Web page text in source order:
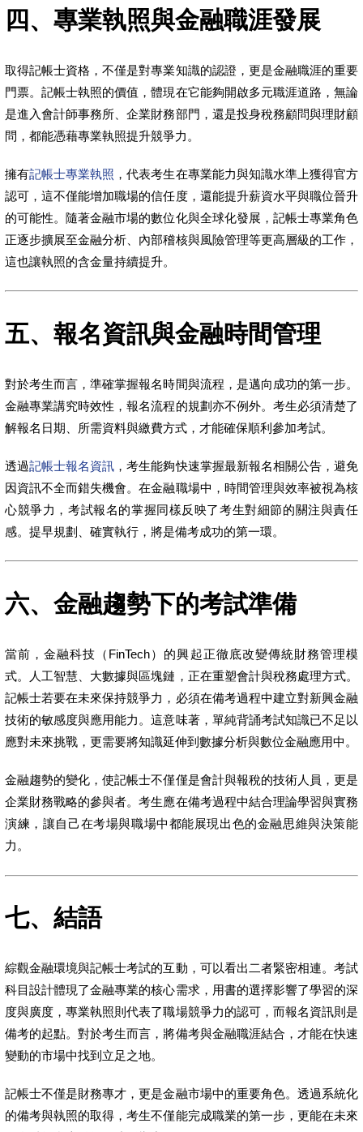
四、專業執照與金融職涯發展
取得記帳士資格，不僅是對專業知識的認證，更是金融職涯的重要
門票。記帳士執照的價值，體現在它能夠開啟多元職涯道路，無論
是進入會計師事務所、企業財務部門，還是投身稅務顧問與理財顧
問，都能憑藉專業執照提升競爭力。
擁有記帳士專業執照 ，代表考生在專業能力與知識水準上獲得官方
認可，這不僅能增加職場的信任度，還能提升薪資水平與職位晉升
的可能性。隨著金融市場的數位化與全球化發展，記帳士專業角色
正逐步擴展至金融分析、內部稽核與風險管理等更高層級的工作，
這也讓執照的含金量持續提升。
五、報名資訊與金融時間管理
對於考生而言，準確掌握報名時間與流程，是邁向成功的第一步。
金融專業講究時效性，報名流程的規劃亦不例外。考生必須清楚了
解報名日期、所需資料與繳費方式，才能確保順利參加考試。
透過記帳士報名資訊 ，考生能夠快速掌握最新報名相關公告，避免
因資訊不全而錯失機會。在金融職場中，時間管理與效率被視為核
心競爭力，考試報名的掌握同樣反映了考生對細節的關注與責任
感。提早規劃、確實執行，將是備考成功的第一環。
六、金融趨勢下的考試準備
當前，金融科技（FinTech）的興起正徹底改變傳統財務管理模
式。人工智慧、大數據與區塊鏈，正在重塑會計與稅務處理方式。
記帳士若要在未來保持競爭力，必須在備考過程中建立對新興金融
技術的敏感度與應用能力。這意味著，單純背誦考試知識已不足以
應對未來挑戰，更需要將知識延伸到數據分析與數位金融應用中。
金融趨勢的變化，使記帳士不僅僅是會計與報稅的技術人員，更是
企業財務戰略的參與者。考生應在備考過程中結合理論學習與實務
演練，讓自己在考場與職場中都能展現出色的金融思維與決策能
力。
七、結語
綜觀金融環境與記帳士考試的互動，可以看出二者緊密相連。考試
科目設計體現了金融專業的核心需求，用書的選擇影響了學習的深
度與廣度，專業執照則代表了職場競爭力的認可，而報名資訊則是
備考的起點。對於考生而言，將備考與金融職涯結合，才能在快速
變動的市場中找到立足之地。
記帳士不僅是財務專才，更是金融市場中的重要角色。透過系統化
的備考與執照的取得，考生不僅能完成職業的第一步，更能在未來